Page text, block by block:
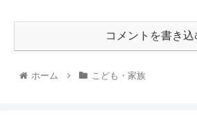
コメントを書き込
ホーム こども・家族